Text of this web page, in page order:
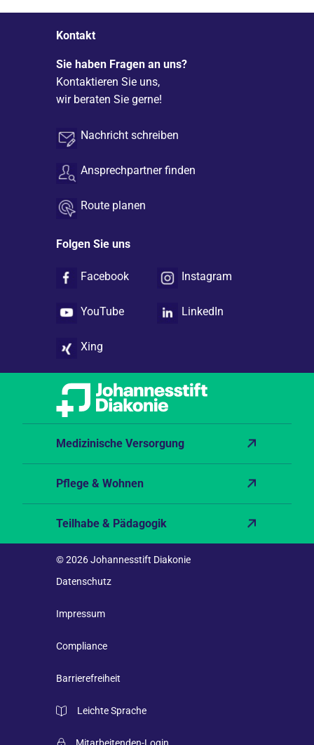
Kontakt
Sie haben Fragen an uns?
Kontaktieren Sie uns,
wir beraten Sie gerne!
Nachricht schreiben
Ansprechpartner finden
Route planen
Folgen Sie uns
Facebook Instagram
YouTube LinkedIn
Xing
Medizinische Versorgung
Pflege & Wohnen
Teilhabe & Pädagogik
© 2026 Johannesstift Diakonie
Datenschutz
Impressum
Compliance
Barrierefreiheit
Leichte Sprache